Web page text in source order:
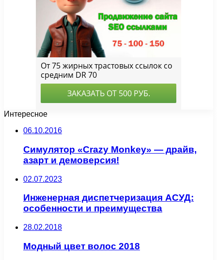
Интересное
06.10.2016
Симулятор «Crazy Monkey» — драйв,
азарт и демоверсия!
02.07.2023
Инженерная диспетчеризация АСУД:
особенности и преимущества
28.02.2018
Модный цвет волос 2018